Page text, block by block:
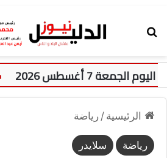
7 أغسطس 2026
الرئيسية / رياضة
رياضة سلايدر